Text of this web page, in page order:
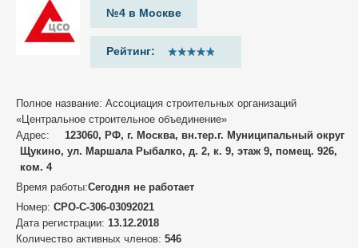
№4 в Москве
Рейтинг:
Полное название: Ассоциация строительных организаций
«Центральное строительное объединение»
Адрес:
123060, РФ, г. Москва, вн.тер.г. Муниципальный округ
Щукино, ул. Маршала Рыбалко, д. 2, к. 9, этаж 9, помещ. 926,
ком. 4
Время работы:Сегодня не работает
Номер: СРО-С-306-03092021
Дата регистрации: 13.12.2018
Количество активных членов: 546